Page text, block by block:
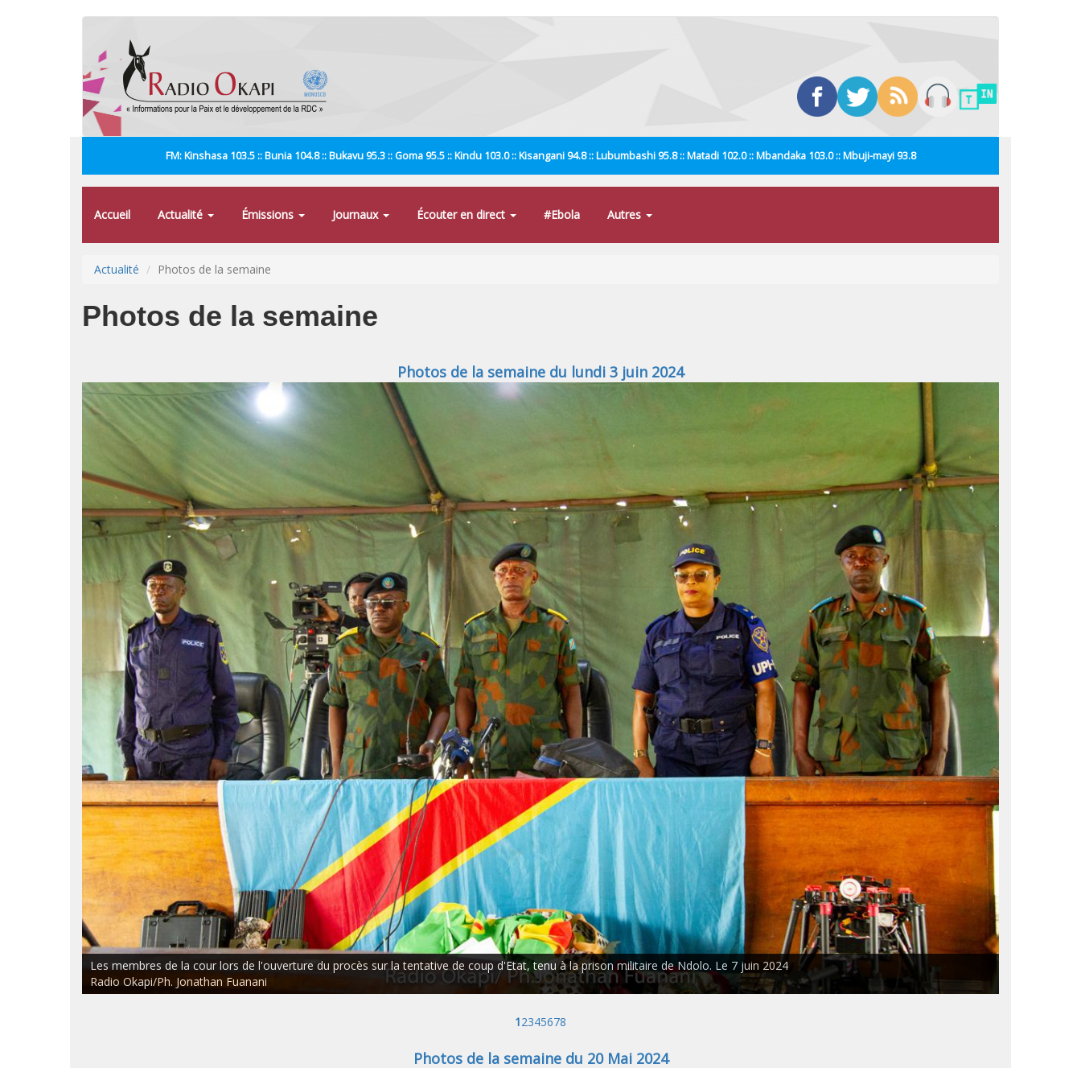
FM: Kinshasa 103.5 :: Bunia 104.8 :: Bukavu 95.3 :: Goma 95.5 :: Kindu 103.0 :: Kisangani 94.8 :: Lubumbashi 95.8 :: Matadi 102.0 :: Mbandaka 103.0 :: Mbuji-mayi 93.8
Accueil Actualité Émissions Journaux Écouter en direct #Ebola Autres
Actualité Photos de la semaine
Photos de la semaine
Photos de la semaine du lundi 3 juin 2024
Les membres de la cour lors de l'ouverture du procès sur la tentative de coup d'Etat, tenu à la prison militaire de Ndolo. Le 7 juin 2024
Radio Okapi/Ph. Jonathan Fuanani
12345678
Photos de la semaine du 20 Mai 2024